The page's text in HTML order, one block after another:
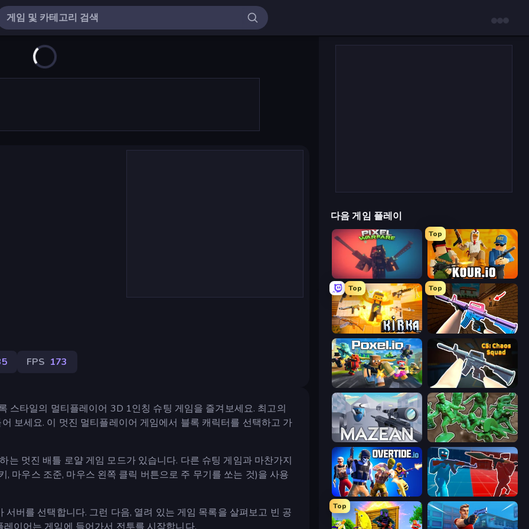
FPS 173
스타일의 멀티플레이어 3D 1인칭 슈팅 게임을 즐겨보세요. 최고의
보세요. 이 멋진 멀티플레이어 게임에서 블록 캐릭터를 선택하고 가
는 멋진 배틀 로얄 게임 모드가 있습니다. 다른 슈팅 게임과 마찬가지
마우스 조준, 마우스 왼쪽 클릭 버튼으로 주 무기를 쏘는 것)을 사용
버를 선택합니다. 그런 다음, 열려 있는 게임 목록을 살펴보고 빈 공
이어는 게임에 들어가서 전투를 시작합니다.
다음 게임 플레이
Pixel Warfare
Top
Kour.io
Top
Kirka.io
Top
KS Z
Poxel.io CS: Chaos Squad
Mazean Soldiers - Capture and Control!
Overtide.io Battle of the Soldiers: Red vs Blue
Top